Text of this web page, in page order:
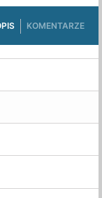
KOMENTARZE